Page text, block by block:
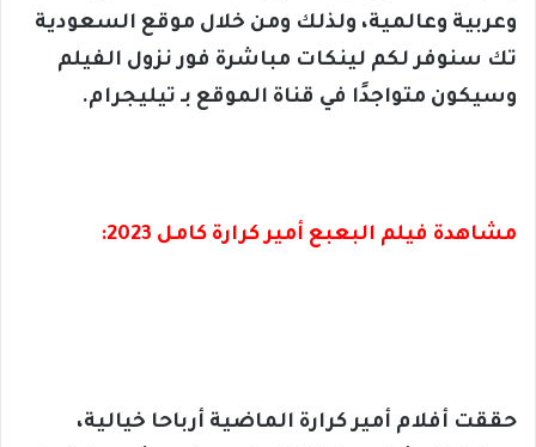
وعربية وعالمية، ولذلك ومن خلال موقع السعودية
تك سنوفر لكم لينكات مباشرة فور نزول الفيلم
وسيكون متواجدًا في قناة الموقع بـ تيليجرام.
مشاهدة فيلم البعبع أمير كرارة كامل 2023:
حققت أفلام أمير كرارة الماضية أرباحا خيالية،